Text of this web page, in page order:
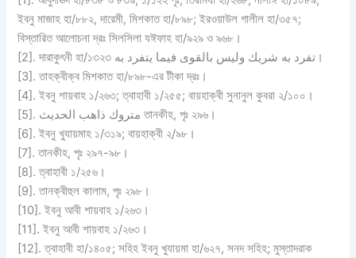
ইবনু মাজাহ হা/৮৮২, দারেমী, মিশকাত হা/৮৯৮; ইরওয়াউল গালীল হা/৩৫৭;
বিস্তারিত আলোচনা দ্রঃ সিলসিলা যঈফাহ হা/৯২৯ ও ৯৬৮।
[2]. দারাকুৎনী হা/১৩২৩ تفرد به شريك وليس بالقوى فيما يتفرد به।
[3]. তাহক্বীক্ব মিশকাত হা/৮৯৮-এর টীকা দ্রঃ।
[4]. ইবনু শায়বাহ ১/২৬৩; ত্বাহাবী ১/২৫৫; বায়হাক্বী সুনানুল কুবরা ২/১০০।
[5]. متروك ذاهب الحديث তানকীহ, পৃঃ ২৯৬।
[6]. ইবনু খুযায়মাহ ১/৩১৯; বায়হাক্বী ২/৯৮।
[7]. তানকীহ, পৃঃ ২৯৭-৯৮।
[8]. ত্বাহাবী ১/২৫৬।
[9]. তানক্বীহুল কালাম, পৃঃ ২৯৮।
[10]. ইবনু আবী শায়বাহ ১/২৬৩।
[11]. ইবনু আবী শায়বাহ ১/২৬৩।
[12]. ত্বাহাবী হা/১৪০৫; সহিহ ইবনু খুযায়মা হা/৬২৭, সনদ সহিহ; মুস্তাদরাক